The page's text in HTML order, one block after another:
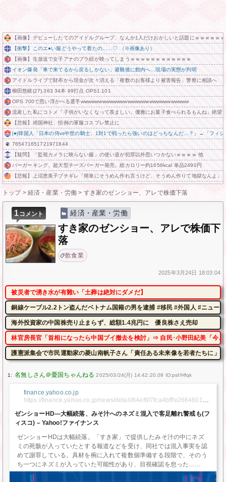
【画像】デビューしたてのアイドルグループ、なんか1人だけおかしいと話題にｗｗｗｗｗ
【衝撃】このエ●い服どうやって着たの……♡ （※画像あり）
【画像】生放送で女子アナのブラ紐が映ってしまうｗｗｗｗｗｗｗｗｗｗｗｗ
イオン爆発「車で来てるから戻るしかない」避難後に館内へ…現場の実態が判明
アイドルライブで財布から現金が次々消える「複数のお客様より被害報告」警察に相談へ
柳田悠岐(27).363 34本 99打点 OPS1.101
OPS.700で思い浮かべる選手wwwwwwwwwwwwwwwwwwwwwwwwwwwwww
流産した私にコトメ「子供がいなくなって羨ましい。優雅にお菓子食べられるもんね」絶
【悲報】靖国神社、恒例の軍服コスプレ禁止に
|●|韓国人「日本の侍vs中世の騎士、1対1で戦ったら強いのはどっちなんだ…？」→「フィ
765471651721971844
【疑問】「監視カメラに映らない服」の使い道が犯罪以外思いつかないｗｗｗｗ 他
バーガーキング、超大型チーズバーガー発売。総カロリー約1656kcal 単品2490円
【悲報】上沼恵美子ブチギレ「簡単にそうめん作れ言うけど、そうめん作りて地獄なんよ」
トップ> 経済・産業・労働 > すき家のゼンショー、アレで株価下落
1コメント 経済・産業・労働
すき家のゼンショー、アレで株価下
落
飲食業
2025年3月24日 18:03:04
被災者で湧き水が有難い「土葬は絶対にダメだ】
銅線ケーブル2.2トン盗んだベトナム国籍の男を逮捕 #移民 #外国人 #ニュース
海外投資家の中国株売り止まらず、総額1.4兆円に 優良株さえ売却
林官房長官「首相になったら中国ブイ撤去を検討」⇒ 自民･小野田紀美「今
護憲派集会で市民運動家の菱山南帆子さん「責任ある未来像を若者たちに
1: 2025/03/24(月) 14:42:20.09 ID:psf/Hfqk
finance.yahoo.co.jp
https://finance.yahoo.co.jp/news/detail/84ef6f7fca4bfffe266460123
ゼンショーHD—大幅続落、みそ汁へのネズミ混入で客足離れ警戒も(フ
ィスコ) – Yahoo!ファイナンス
ゼンショーHDは大幅続落。「すき家」で提供したみそ汁の中にネズ
ミの死骸が入っていたとする報道などを受け、同社では混入事実を認
めて謝罪している。具材を椀に入れて複数個準備する段階で、そのう
ち一つにネズミが入っていた可能性があり、目視確認を怠った…